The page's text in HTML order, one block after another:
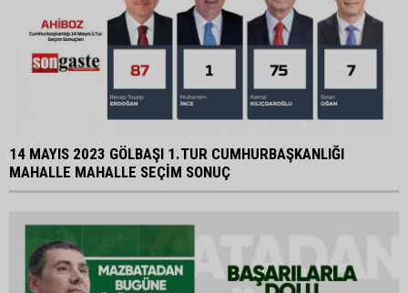
14 MAYIS 2023 GÖLBAŞI 1.TUR CUMHURBAŞKANLIĞI
MAHALLE MAHALLE SEÇİM SONUÇ